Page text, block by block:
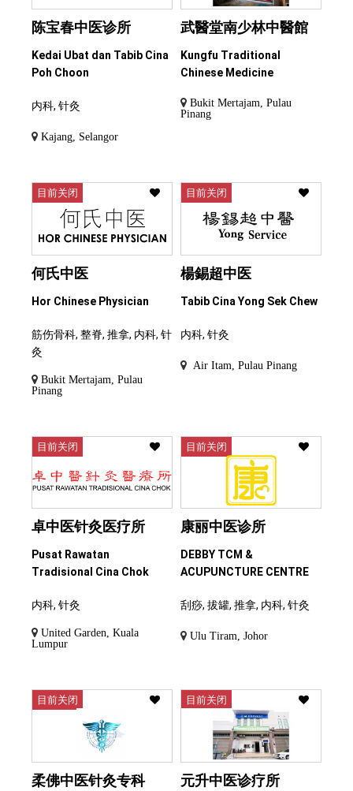
陈宝春中医诊所
Kedai Ubat dan Tabib Cina
Poh Choon
内科, 针灸
Kajang, Selangor
武醫堂南少林中醫館
Kungfu Traditional
Chinese Medicine
Bukit Mertajam, Pulau
Pinang
目前关闭
何氏中医
Hor Chinese Physician
筋伤骨科, 整脊, 推拿, 内科, 针
灸
Bukit Mertajam, Pulau
Pinang
目前关闭
楊錫超中医
Tabib Cina Yong Sek Chew
内科, 针灸
Air Itam, Pulau Pinang
目前关闭
卓中医针灸医疗所
Pusat Rawatan
Tradisional Cina Chok
内科, 针灸
United Garden, Kuala
Lumpur
目前关闭
康丽中医诊所
DEBBY TCM &
ACUPUNCTURE CENTRE
刮痧, 拔罐, 推拿, 内科, 针灸
Ulu Tiram, Johor
目前关闭
柔佛中医针灸专科
目前关闭
元升中医诊疗所